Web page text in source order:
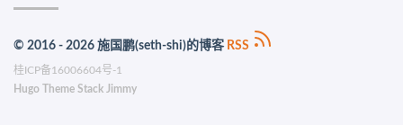
© 2016 - 2026 施国鹏(seth-shi)的博客 RSS
桂ICP备16006604号-1
Hugo Theme Stack Jimmy